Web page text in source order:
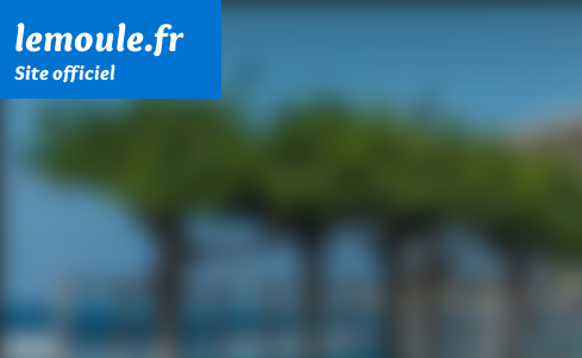
lemoule.fr
Site officiel